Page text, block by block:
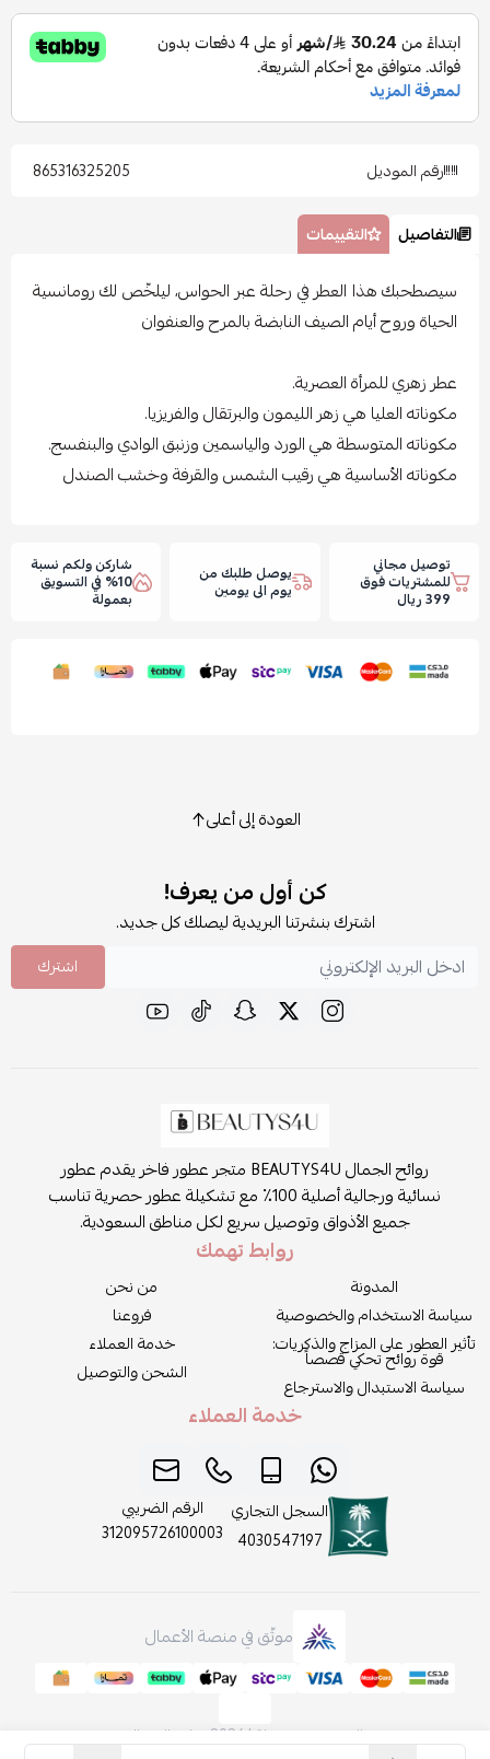
رقم الموديل 865316325205
التفاصيل التقييمات
سيصطحبك هذا العطر في رحلة عبر الحواس، ليلخّص لك رومانسية
الحياة وروح أيام الصيف النابضة بالمرح والعنفوان
عطر زهري للمرأة العصرية.
مكوناته العليا هي زهر الليمون والبرتقال والفريزيا.
مكوناته المتوسطة هي الورد والياسمين وزنبق الوادي والبنفسج.
مكوناته الأساسية هي رقيب الشمس والقرفة وخشب الصندل
توصيل مجاني
للمشتريات فوق
399 ريال
يوصل طلبك من
يوم الى يومين
شاركن ولكم نسبة
10% في التسويق
بعمولة
العودة إلى أعلى
كن أول من يعرف!
اشترك بنشرتنا البريدية ليصلك كل جديد.
اشترك
روائح الجمال BEAUTYS4U متجر عطور فاخر يقدم عطور
نسائية ورجالية أصلية 100٪ مع تشكيلة عطور حصرية تناسب
جميع الأذواق وتوصيل سريع لكل مناطق السعودية.
روابط تهمك
المدونة
سياسة الاستخدام والخصوصية
تأثير العطور على المزاج والذكريات:
قوة روائح تحكي قصصاً
سياسة الاستبدال والاسترجاع
من نحن
فروعنا
خدمة العملاء
الشحن والتوصيل
خدمة العملاء
السجل التجاري
4030547197
الرقم الضريبي
312095726100003
موثّق في منصة الأعمال
الحقوق محفوظة | 2026 روائح الجمال